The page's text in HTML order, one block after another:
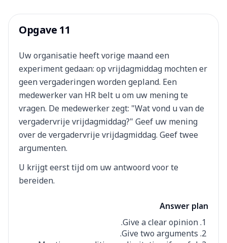
Opgave 11
Uw organisatie heeft vorige maand een
experiment gedaan: op vrijdagmiddag mochten er
geen vergaderingen worden gepland. Een
medewerker van HR belt u om uw mening te
vragen. De medewerker zegt: "Wat vond u van de
vergadervrije vrijdagmiddag?" Geef uw mening
over de vergadervrije vrijdagmiddag. Geef twee
argumenten.
U krijgt eerst tijd om uw antwoord voor te
bereiden.
Answer plan
Give a clear opinion.
Give two arguments.